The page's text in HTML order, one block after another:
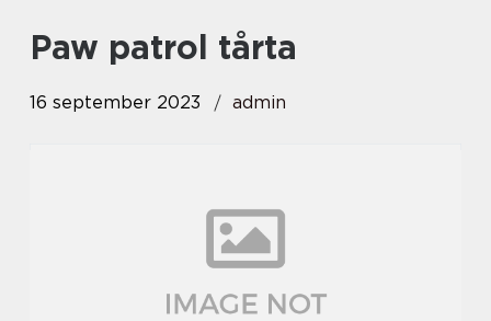
paw patrol tårta
16 september 2023 admin